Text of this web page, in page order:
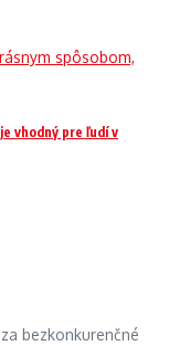
vhodný pre ľudí v
bezkonkurenčné